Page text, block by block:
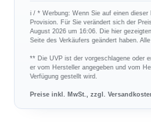
ℹ︎ / * Werbung: Wenn Sie auf einen
Provision. Für Sie verändert sich der
August 2026 um 16:06. Die hier
Seite des Verkäufers geändert haben.
** Die UVP ist der vorgeschlagene oder
er vom Hersteller angegeben und vom
Verfügung gestellt wird.
Preise inkl. MwSt., zzgl.